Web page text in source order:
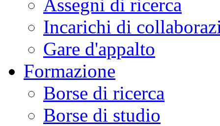
Assegni di ricerca
Incarichi di
Gare d'appalto
Formazione
Borse di ricerca
Borse di studio